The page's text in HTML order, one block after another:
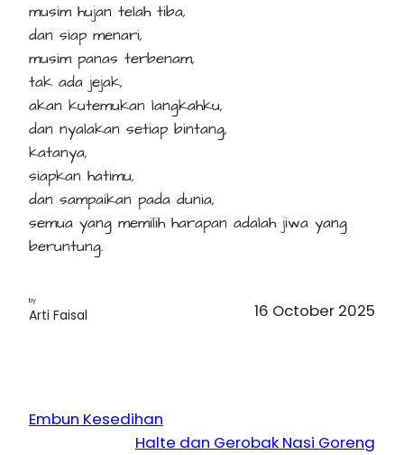
musim hujan telah tiba,
dan siap menari,
musim panas terbenam,
tak ada jejak,
akan kutemukan langkahku,
dan nyalakan setiap bintang,
katanya,
siapkan hatimu,
dan sampaikan pada dunia,
semua yang memilih harapan adalah jiwa yang
beruntung.
by
Arti Faisal 16 October 2025
Embun Kesedihan
Halte dan Gerobak Nasi Goreng